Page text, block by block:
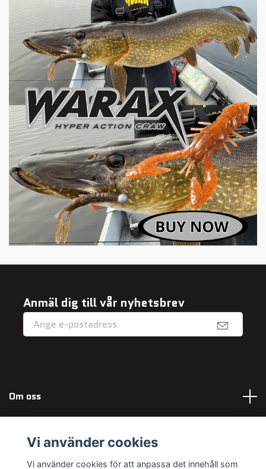
Anmäl dig till vår nyhetsbrev
Om oss
Sociala medier
Vi använder cookies
Vi använder cookies för att anpassa det innehåll som